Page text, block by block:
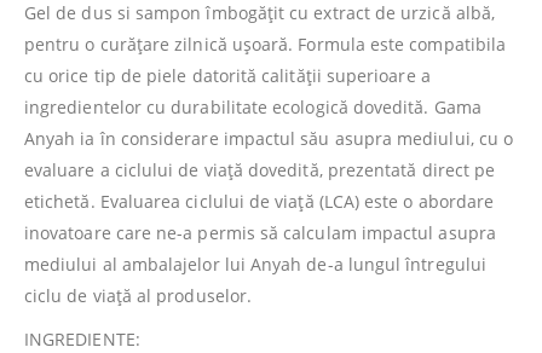
Gel de dus si sampon îmbogățit cu extract de urzică albă,
pentru o curățare zilnică ușoară. Formula este compatibila
cu orice tip de piele datorită calității superioare a
ingredientelor cu durabilitate ecologică dovedită. Gama
Anyah ia în considerare impactul său asupra mediului, cu o
evaluare a ciclului de viață dovedită, prezentată direct pe
etichetă. Evaluarea ciclului de viață (LCA) este o abordare
inovatoare care ne-a permis să calculam impactul asupra
mediului al ambalajelor lui Anyah de-a lungul întregului
ciclu de viață al produselor.
INGREDIENTE: